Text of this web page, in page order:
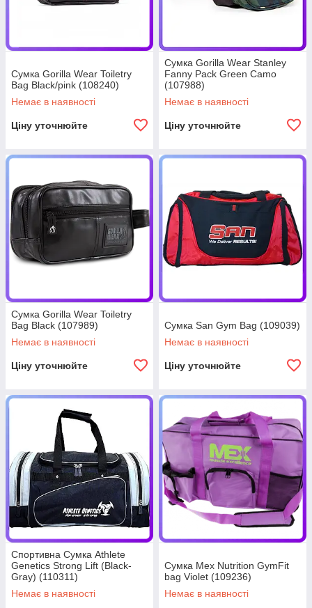
Сумка Gorilla Wear Toiletry
Bag Black/pink (108240)
Немає в наявності
Ціну уточнюйте
Сумка Gorilla Wear Stanley
Fanny Pack Green Camo
(107988)
Немає в наявності
Ціну уточнюйте
Сумка Gorilla Wear Toiletry
Bag Black (107989)
Немає в наявності
Ціну уточнюйте
Сумка San Gym Bag (109039)
Немає в наявності
Ціну уточнюйте
Спортивна Сумка Athlete
Genetics Strong Lift (Black-
Gray) (110311)
Немає в наявності
Сумка Mex Nutrition GymFit
bag Violet (109236)
Немає в наявності